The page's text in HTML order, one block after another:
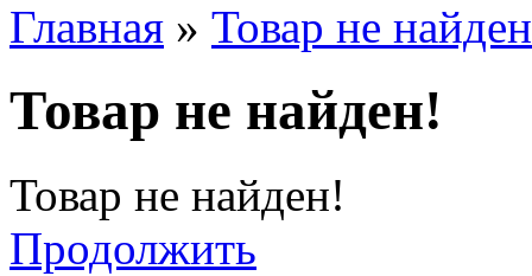
Главная » Товар не
Товар не найден!
Товар не найден!
Продолжить